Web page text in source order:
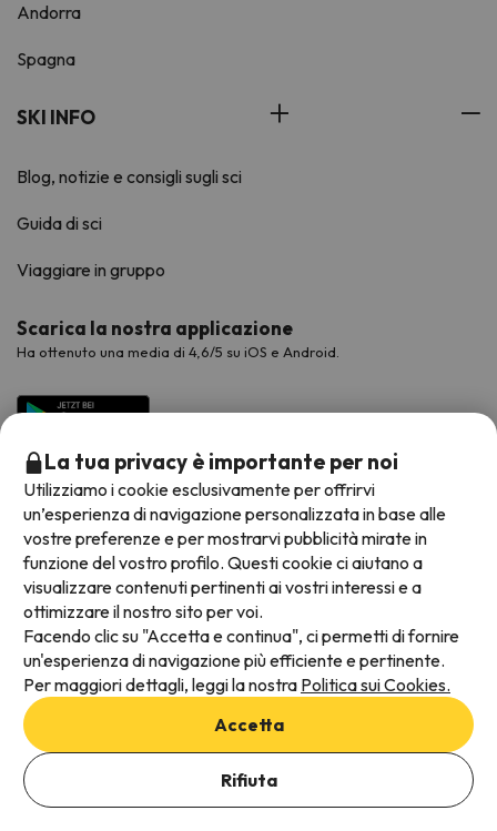
Andorra
Spagna
SKI INFO
Blog, notizie e consigli sugli sci
Guida di sci
Viaggiare in gruppo
Scarica la nostra applicazione
Ha ottenuto una media di 4,6/5 su iOS e Android.
Metodi di pagamento disponibili
Termini e condizioni generali
Protezione dei dati
Informativa sui cookie
La tua privacy è importante per noi
Utilizziamo i cookie esclusivamente per offrirvi
un’esperienza di navigazione personalizzata in base alle
vostre preferenze e per mostrarvi pubblicità mirate in
funzione del vostro profilo. Questi cookie ci aiutano a
visualizzare contenuti pertinenti ai vostri interessi e a
ottimizzare il nostro sito per voi.
Facendo clic su "Accetta e continua", ci permetti di fornire
un'esperienza di navigazione più efficiente e pertinente.
Per maggiori dettagli, leggi la nostra Politica sui Cookies.
Accetta
Rifiuta